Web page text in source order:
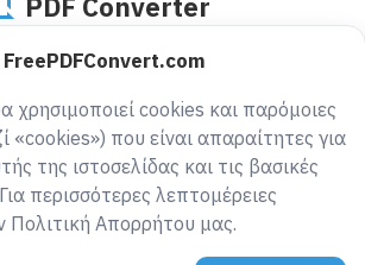
μετατράπηκαν από το 2005
χρησιμοποιεί cookies και παρόμοιες
«cookies») που είναι απαραίτητες για
της ιστοσελίδας και τις βασικές
περισσότερες λεπτομέρειες
Πολιτική Απορρήτου μας.